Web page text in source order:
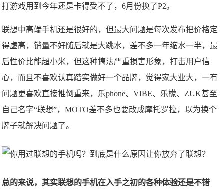
打游戏用到今年还是卡得受不了，6月份换了P2。
联想中高端手机还是很好的，但最大问题是每次发布把价格定
得虚高，销量不好随后就是大跳水，差不多一年缩水一半，最
后性价比能超小米，但这种搞法严重损害形象，打击用户信
心，而且不喜欢认真踏实做好一个品牌，觉得家大业大，一有
问题更喜欢直接推倒重来，乐phone、VIBE、乐檬、ZUK甚至
自己名字“联想”，MOTO差不多也要改成摩托罗拉，以为换个
牌子就解决问题了。
总的来说，其实联想的手机在入手之初的各种体验还是不错